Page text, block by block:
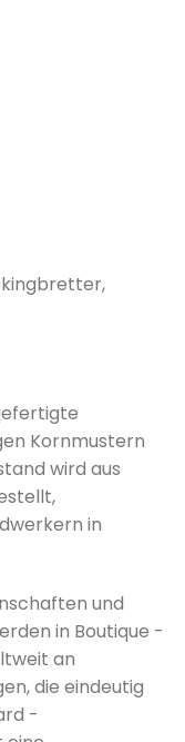
Kornmustern
wird aus
in
und
in Boutique -
an
die eindeutig
-